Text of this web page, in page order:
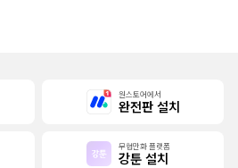
원스토어에서
완전판 설치
무협만화 플랫폼
강툰 설치